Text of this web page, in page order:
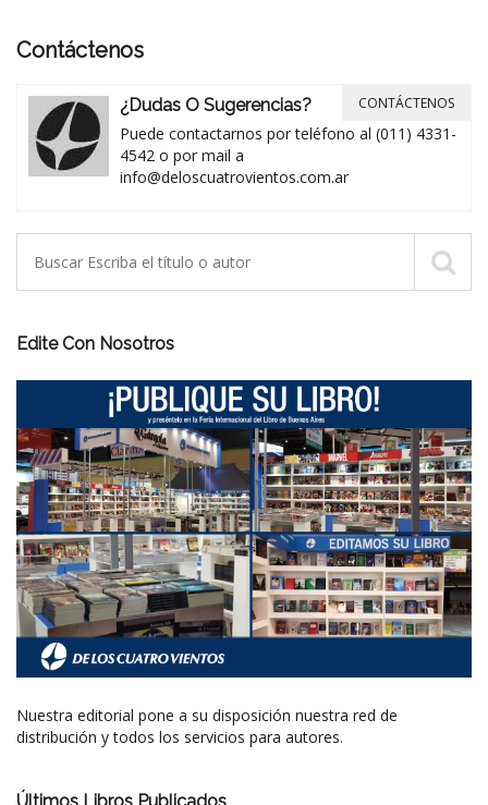
Contáctenos
¿Dudas O Sugerencias?
Puede contactarnos por teléfono al (011) 4331-
4542 o por mail a
info@deloscuatrovientos.com.ar
CONTÁCTENOS
Edite Con Nosotros
Nuestra editorial pone a su disposición nuestra red de
distribución y todos los servicios para autores.